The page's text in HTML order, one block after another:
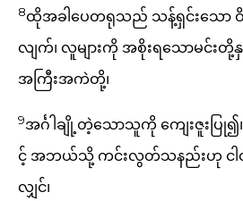
8ထိုအခါပေတရုသည် သန့်ရှင်းသော ဝိ
လျက်၊ လူများကို အစိုးရသောမင်း
အကြီးအကဲတို့၊
9အင်္ဂါချို့တဲ့သောသူကို ကျေးဇူးပြု
င့် အဘယ်သို့ ကင်းလွတ်သနည်းဟု င
လျှင်၊